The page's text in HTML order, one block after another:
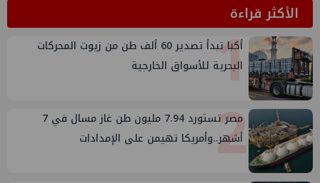
الأكثر قراءة1
أكبا تبدأ تصدير 60 ألف طن من زيوت المحركات
البحرية للأسواق الخارجية
2
مصر تستورد 7.94 مليون طن غاز مسال في 7
أشهر..وأمريكا تهيمن على الإمدادات